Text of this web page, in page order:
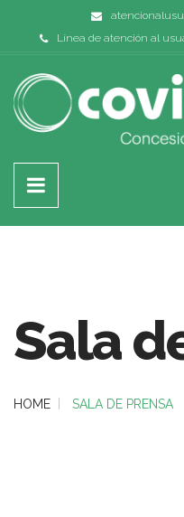
Línea de atención al
Sala
HOME SALA DE PRENSA